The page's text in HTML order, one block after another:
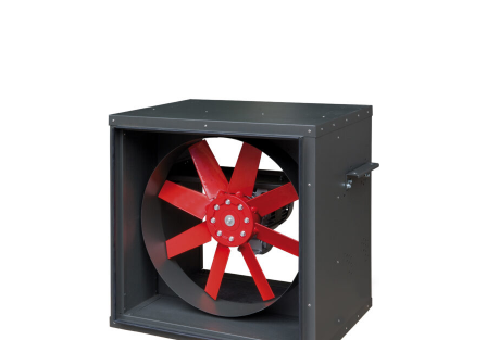
DETAILS